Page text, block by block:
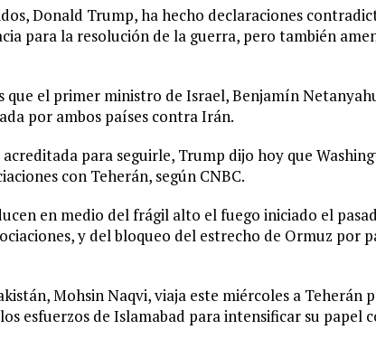
Donald Trump, ha hecho declaraciones
para la resolución de la guerra, pero también
que el primer ministro de Israel, Benjamín
por ambos países contra Irán.
para seguirle, Trump dijo hoy que
con Teherán, según CNBC.
en medio del frágil alto el fuego iniciado el
y del bloqueo del estrecho de Ormuz por
Mohsin Naqvi, viaja este miércoles a Teherán
esfuerzos de Islamabad para intensificar su papel